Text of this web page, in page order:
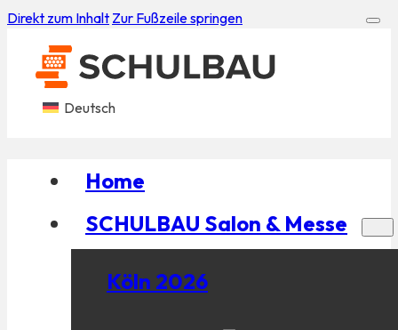
Direkt zum Inhalt Zur Fußzeile springen
Deutsch
Home
SCHULBAU Salon & Messe
Köln 2026